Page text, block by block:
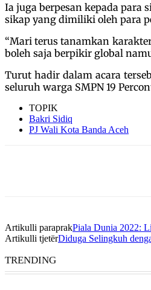
Ia juga berpesan kepada para
sikap yang dimiliki oleh para
“Mari terus tanamkan
boleh saja berpikir global
Turut hadir dalam acara
seluruh warga SMPN 19
TOPIK
Bakri Sidiq
PJ Wali Kota Banda Aceh
Artikulli paraprakPiala Dunia 2022:
Artikulli tjetërDiduga Selingkuh
TRENDING